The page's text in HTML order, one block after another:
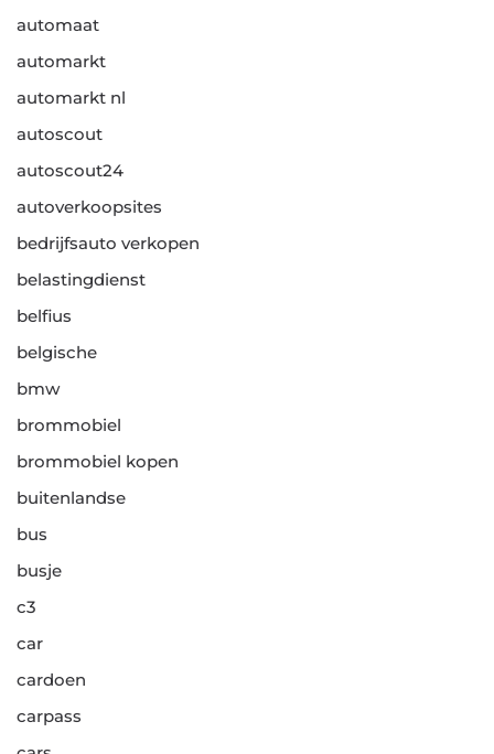
automaat
automarkt
automarkt nl
autoscout
autoscout24
autoverkoopsites
bedrijfsauto verkopen
belastingdienst
belfius
belgische
bmw
brommobiel
brommobiel kopen
buitenlandse
bus
busje
c3
car
cardoen
carpass